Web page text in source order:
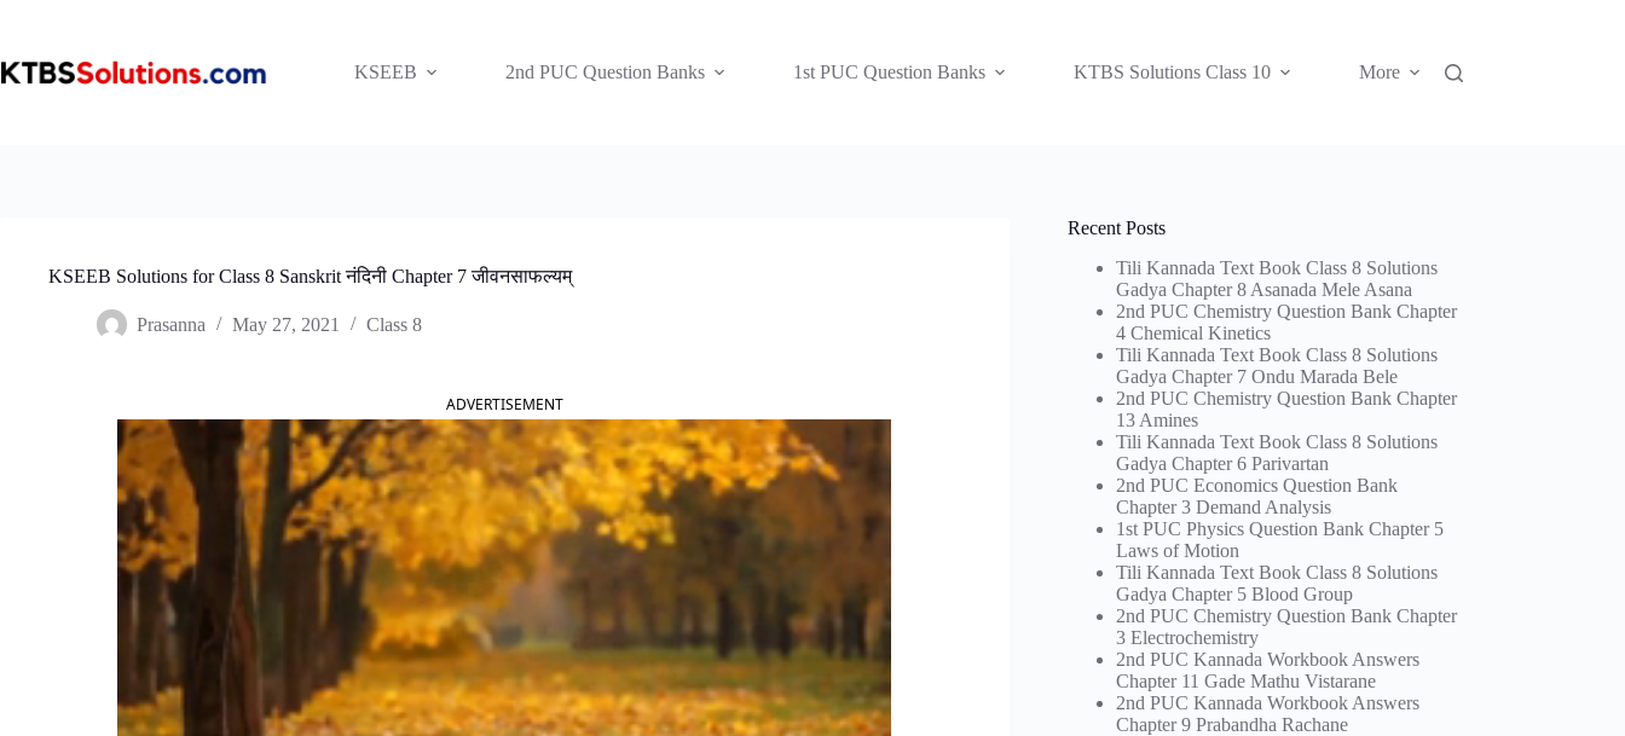
KSEEB
2nd PUC Question Banks 1st PUC Question Banks KTBS Solutions Class 10 More
KSEEB Solutions for Class 8 Sanskrit नंदिनी Chapter 7 जीवनसाफल्यम्
Prasanna May 27, 2021 Class 8
ADVERTISEMENT
Recent Posts
Tili Kannada Text Book Class 8 Solutions
Gadya Chapter 8 Asanada Mele Asana
2nd PUC Chemistry Question Bank Chapter
4 Chemical Kinetics
Tili Kannada Text Book Class 8 Solutions
Gadya Chapter 7 Ondu Marada Bele
2nd PUC Chemistry Question Bank Chapter
13 Amines
Tili Kannada Text Book Class 8 Solutions
Gadya Chapter 6 Parivartan
2nd PUC Economics Question Bank
Chapter 3 Demand Analysis
1st PUC Physics Question Bank Chapter 5
Laws of Motion
Tili Kannada Text Book Class 8 Solutions
Gadya Chapter 5 Blood Group
2nd PUC Chemistry Question Bank Chapter
3 Electrochemistry
2nd PUC Kannada Workbook Answers
Chapter 11 Gade Mathu Vistarane
2nd PUC Kannada Workbook Answers
Chapter 9 Prabandha Rachane